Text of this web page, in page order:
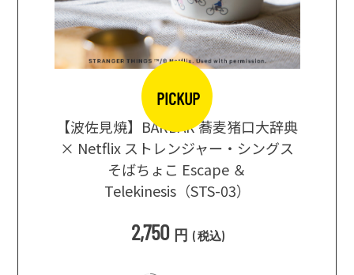
PICKUP
【波佐見焼】BARBAR 蕎麦猪口大辞典
× Netflix ストレンジャー・シングス
そばちょこ Escape ＆
Telekinesis（STS-03）
2,750 円 (税込)